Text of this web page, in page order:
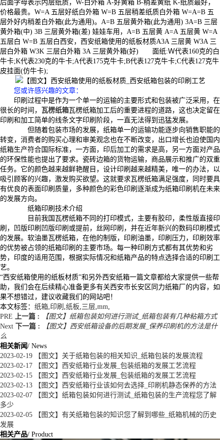
后面字母表示内层纸质，W-白外箱 A-好黄箱 B-稍差黄纸 K-纸质最好，
价格最贵。W=A 五层好纸白外箱 W=B 五层稍差纸质白外箱 W=A=B 五
层外好内稍差白外箱(此为通用)。A=B 五层黄外箱(此为通用) 3A=B 三层
黄外箱(中) 3B 三层黄外箱(差) 娃娃车用，A=B 五层黄 A=A 五层黄 W=A
五层白 W=B 五层白西安，西安纸箱使用的纸板材质A3A 三层黄 W3A 三
层白外箱 W3K 三层白外箱 3A 三层黄外箱(好) 面纸:Ｗ代表160克的白
牛卡;K代表230克的牛卡;A代表175克牛卡;B代表127克牛卡;C代表127克牛
皮挂面(仿牛卡);
您或许感兴趣的文章：
印刷过程中是作为一个单一的运输的主要形式和包装被广泛采用，在
很长的时间， 瓦楞纸箱瓦楞纸箱加工后的重要进程的道路，这也决定留在
印刷和加工简单的线条文字印刷阶段，一直无法得到迅猛发展。
但随着包装市场的发展，纸箱单一的运输功能逐步向销售职能的
转变，消费者的购买心理和审美观念也在不断改变，出口增长也迫使国内
纸箱生产符合国际标准，一方面，印后加工的需求是高，另一方面对产品
的环保性能也提出了要求。瓷砖边箱的货物运输，商品展示和推广的双重
任务。它的颜色越来越鲜艳醒目，设计印刷越来越精美，唯一的办法，以
吸引顾客的兴趣，激发购买欲望。这就要求瓦楞纸箱满足强度，同时要具
有优良的表面印刷质量，多种颜色的彩色印刷逐渐成为纸箱印刷机在未来
的发展方向。
纸箱印刷技术介绍
目前我国瓦楞纸箱不同的打印模式，主要有胶印，柔性版直接印
刷，凹版印刷凹版印刷或提前，丝网印刷，并在近年新兴的数码印刷模式
的发展。软油墨瓦楞纸箱，在他的制版，印刷油墨，印刷压力，印刷效率
的优势被占领的纸箱印刷的主要市场。每一种印刷方式都有其优势和劣
势，印度的适用范围，根据实际情况和纸箱产品的特点选择合适的印刷工
艺。
“西安纸箱使用的纸板材质”和另外西安纸箱一篇文章都给大家提供一些帮
助，我们会在后续精心准备更多有关西安市长安区同力纸箱厂的内容，如
果不想错过，建议收藏我们的网站吧！
本文标签： 纸箱 印刷 纸板 三层 mm
PRE
上一篇 :
【图文】纸箱包装如何进行测试_纸箱包装有几种粘箱方式
Next 下一篇 :
【图文】西安纸箱设备的后期发展_保养印刷机的方法是什
么
相关新闻/ News
2023-02-19 【图文】关于纸箱包装的相关知识_纸箱包装的发展流程
2023-02-17 【图文】西安纸箱行业发展_包装纸箱的发展工艺流程
2023-02-15 【图文】西安纸箱行业发展_包装纸箱的发展工艺流程
2023-02-13 【图文】西安纸箱行业该如何去选择_印刷机静态保养的方法
2023-02-07 【图文】纸箱包装如何进行测试_纸箱包装的生产流程您了解
多少
2023-02-05 【图文】有关纸箱包装的知识您了解到哪些_纸箱机械的历史
发展
相关产品/ Product